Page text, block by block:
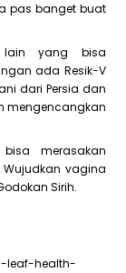
pas banget buat
lain yang bisa
ada Resik-V
dari Persia dan
mengencangkan
merasakan
vagina
Sirih.
leaf-health-